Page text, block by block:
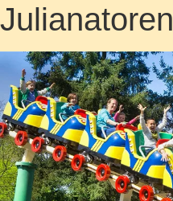
Julianatoren